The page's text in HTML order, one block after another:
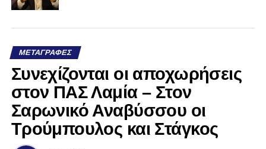
ΜΕΤΑΓΡΑΦΈΣ
Συνεχίζονται οι αποχωρήσεις
στον ΠΑΣ Λαμία – Στον
Σαρωνικό Αναβύσσου οι
Τρούμπουλος και Στάγκος